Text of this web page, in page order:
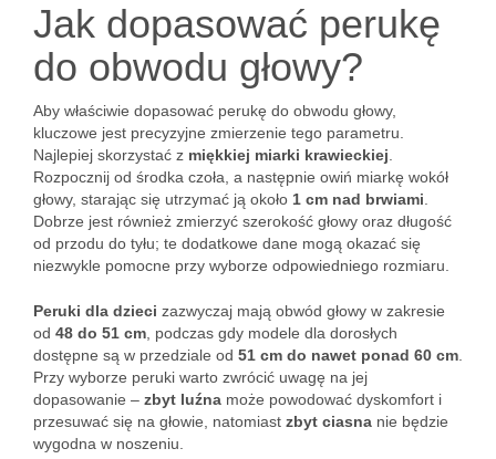
Jak dopasować perukę
do obwodu głowy?
Aby właściwie dopasować perukę do obwodu głowy,
kluczowe jest precyzyjne zmierzenie tego parametru.
Najlepiej skorzystać z miękkiej miarki krawieckiej
Rozpocznij od środka czoła, a następnie owiń miarkę wokół
głowy, starając się utrzymać ją około 1 cm nad brwiami
Dobrze jest również zmierzyć szerokość głowy oraz długość
od przodu do tyłu; te dodatkowe dane mogą okazać się
niezwykle pomocne przy wyborze odpowiedniego rozmiaru.
Peruki dla dzieci zazwyczaj mają obwód głowy w zakresie
od 48 do 51 cm , podczas gdy modele dla dorosłych
dostępne są w przedziale od 51 cm do nawet ponad 60 cm
Przy wyborze peruki warto zwrócić uwagę na jej
dopasowanie – zbyt luźna może powodować dyskomfort i
przesuwać się na głowie, natomiast zbyt ciasna nie będzie
wygodna w noszeniu.